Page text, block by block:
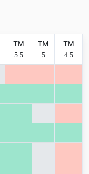
ТМ
5.5
ТМ
5
ТМ
4.5